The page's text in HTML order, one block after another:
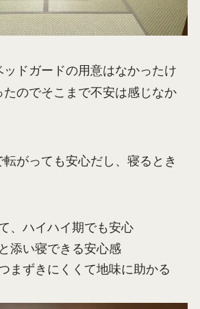
ドガードの用意はなかったけ
たのでそこまで不安は感じなか
がっても安心だし、寝るとき
、ハイハイ期でも安心
添い寝できる安心感
まずきにくくて地味に助かる